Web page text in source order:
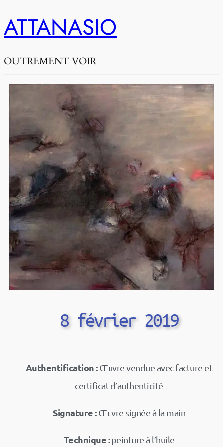
ATTANASIO
OUTREMENT VOIR
8 février 2019
Authentification :Œuvre vendue avec facture et
certificat d’authenticité
Signature :Œuvre signée à la main
Technique :peinture à l’huile